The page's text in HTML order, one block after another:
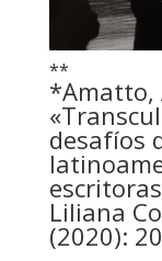
**
*Amatto,
desafíos
Liliana
(2020):